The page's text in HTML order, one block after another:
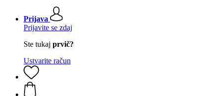
Prijava
Prijavite se zdaj
Ste tukaj prvič?
Ustvarite račun